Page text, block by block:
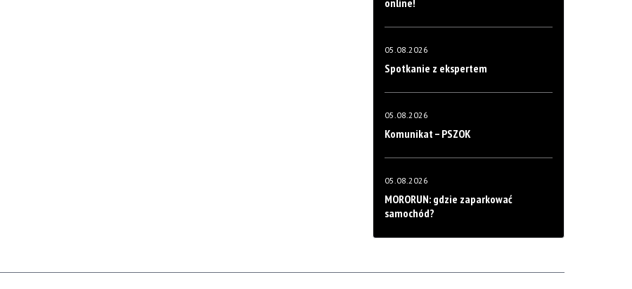
online!
05.08.2026
Spotkanie z ekspertem
05.08.2026
Komunikat – PSZOK
05.08.2026
MORORUN: gdzie zaparkować
samochód?